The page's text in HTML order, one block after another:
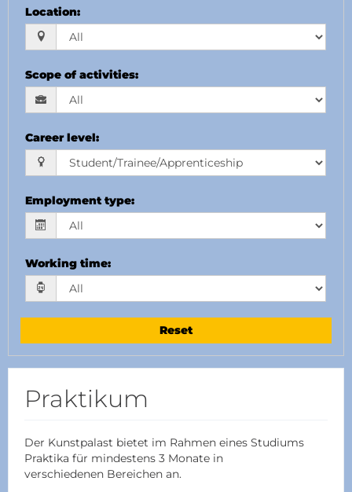
Location:
Scope of activities:
Career level:
Employment type:
Working time:
Reset
Praktikum
Der Kunstpalast bietet im Rahmen eines Studiums
Praktika für mindestens 3 Monate in
verschiedenen Bereichen an.